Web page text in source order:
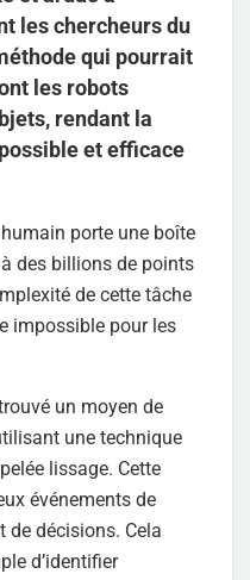
les chercheurs du
qui pourrait
les robots
rendant la
et efficace
porte une boîte
des billions de points
de cette tâche
impossible pour les
un moyen de
une technique
lissage. Cette
événements de
de décisions. Cela
d’identifier